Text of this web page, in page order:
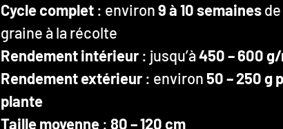
Cycle complet : environ9 à 10 semaines
graine à la récolte
Rendement intérieur : jusqu’à450 – 600 g/
Rendement extérieur : environ 50 – 250 g
plante
Taille moyenne : 80 – 120 cm